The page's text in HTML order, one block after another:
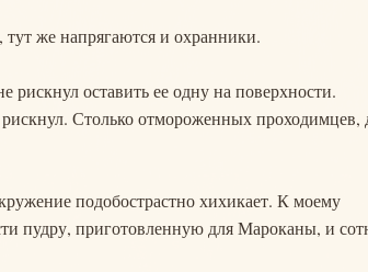
тут же напрягаются и охранники.
оставить ее одну на поверхности.
Столько отмороженных проходимцев,
подобострастно хихикает. К моему
пудру, приготовленную для Мароканы, и